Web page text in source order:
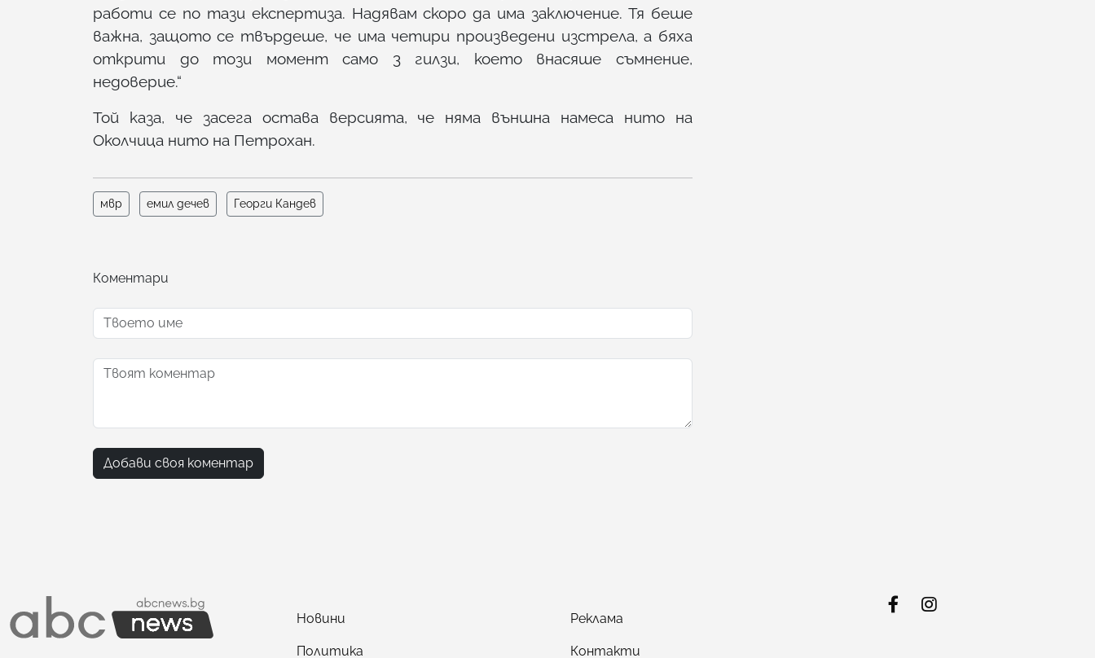
работи се по тази експертиза. Надявам скоро да има заключение. Тя беше
важна, защото се твърдеше, че има четири произведени изстрела, а бяха
открити до този момент само 3 гилзи, което внасяше съмнение,
недоверие.“
Той каза, че засега остава версията, че няма външна намеса нито на
Околчица нито на Петрохан.
мвр емил дечев Георги Кандев
Коментари
Добави своя коментар
Новини
Политика
Реклама
Контакти